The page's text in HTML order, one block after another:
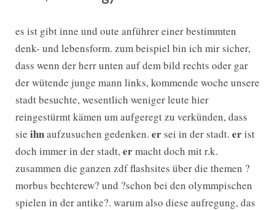
es ist gibt inne und oute anführer einer bestimmten
denk- und lebensform. zum beispiel bin ich mir sicher,
dass wenn der herr unten auf dem bild rechts oder gar
der wütende junge mann links, kommende woche unsere
stadt besuchte, wesentlich weniger leute hier
reingestürmt kämen um aufgeregt zu verkünden, dass
sie ihnaufzusuchen gedenken. er sei in der stadt. erist
doch immer in der stadt,ermacht doch mit r.k.
zusammen die ganzen zdf flashsites über die themen ?
morbus bechterew? und ?schon bei den olymmpischen
spielen in der antike?. warum also diese aufregung, das